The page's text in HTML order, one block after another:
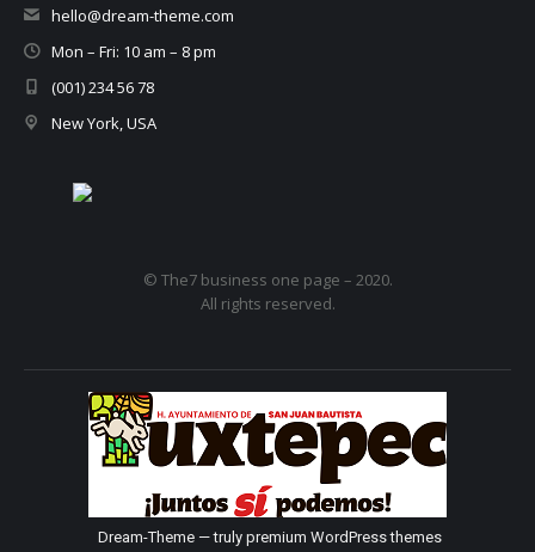
hello@dream-theme.com
Mon – Fri: 10 am – 8 pm
(001) 234 56 78
New York, USA
© The7 business one page – 2020.
All rights reserved.
Dream-Theme — truly premium WordPress themes